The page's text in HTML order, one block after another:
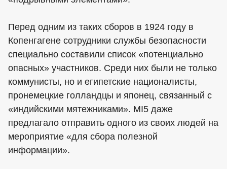
Перед одним из таких сборов в 1924 году в
Копенгагене сотрудники службы безопасности
специально составили список «потенциально
опасных» участников. Среди них были не только
коммунисты, но и египетские националисты,
пронемецкие голландцы и японец, связанный с
«индийскими мятежниками». MI5 даже
предлагало отправить одного из своих людей на
мероприятие «для сбора полезной
информации».